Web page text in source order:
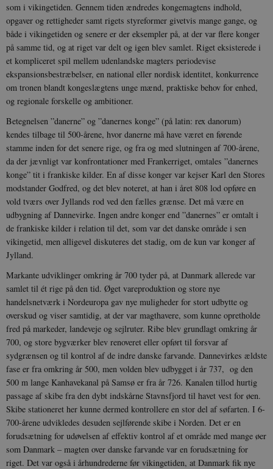
som i vikingetiden. Gennem tiden ændredes kongemagtens indhold,
opgaver og rettigheder samt rigets styreformer givetvis mange gange, og
både i vikingetiden og senere er der eksempler på, at der var flere konger
på samme tid, og at riget var delt og igen blev samlet. Riget eksisterede i
et kompliceret spil mellem udenlandske magters periodevise
ekspansionsbestræbelser, en national eller nordisk identitet, konkurrence
om tronen blandt kongeslægtens unge mænd, praktiske behov for enhed,
og regionale forskelle og ambitioner.
Betegnelsen ”danerne” og ”danernes konge” (på latin: rex danorum)
kendes tilbage til 500-årene, hvor danerne må have været en førende
stamme inden for det senere rige, og fra og med slutningen af 700-årene,
da der jævnligt var konfrontationer med Frankerriget, omtales ”danernes
konge” tit i frankiske kilder. En af disse konger var kejser Karl den Stores
modstander Godfred, og det blev noteret, at han i året 808 lod opføre en
vold tværs over Jyllands rod ved den fælles grænse. Det må være en
udbygning af Dannevirke. Ingen andre konger end ”danernes” er omtalt i
de frankiske kilder i relation til det, som var det danske område i sen
vikingetid, men alligevel diskuteres det stadig, om de kun var konger af
Jylland.
Markante udviklinger omkring år 700 tyder på, at Danmark allerede var
samlet til ét rige på den tid. Øget vareproduktion og store nye
handelsnetværk i Nordeuropa gav nye muligheder for stort udbytte og
overskud og viser samtidig, at der var magthavere, som kunne opretholde
fred på markeder, landeveje og sejlruter. Ribe blev grundlagt omkring år
700, og store bygværker blev renoveret eller opført til forsvar af
sydgrænsen og til kontrol af de indre danske farvande. Dannevirkes ældste
fase er fra omkring år 500, men volden blev udbygget i år 737, og den
500 m lange Kanhavekanal på Samsø er fra år 726. Kanalen tillod hurtig
passage af skibe fra den dybt indskårne Stavnsfjord til havet vest for øen.
Skibe stationeret her kunne dermed kontrollere en stor del af søfarten. I 6-
700-årene udvikledes desuden sejlførende skibe i Norden. Det er en
forudsætning for udøvelsen af effektiv kontrol af et område med mange øer
som Danmark – magten over danske farvande var en forudsætning for
riget. Det var også i århundrederne før vikingetiden, at Danmark fik nye